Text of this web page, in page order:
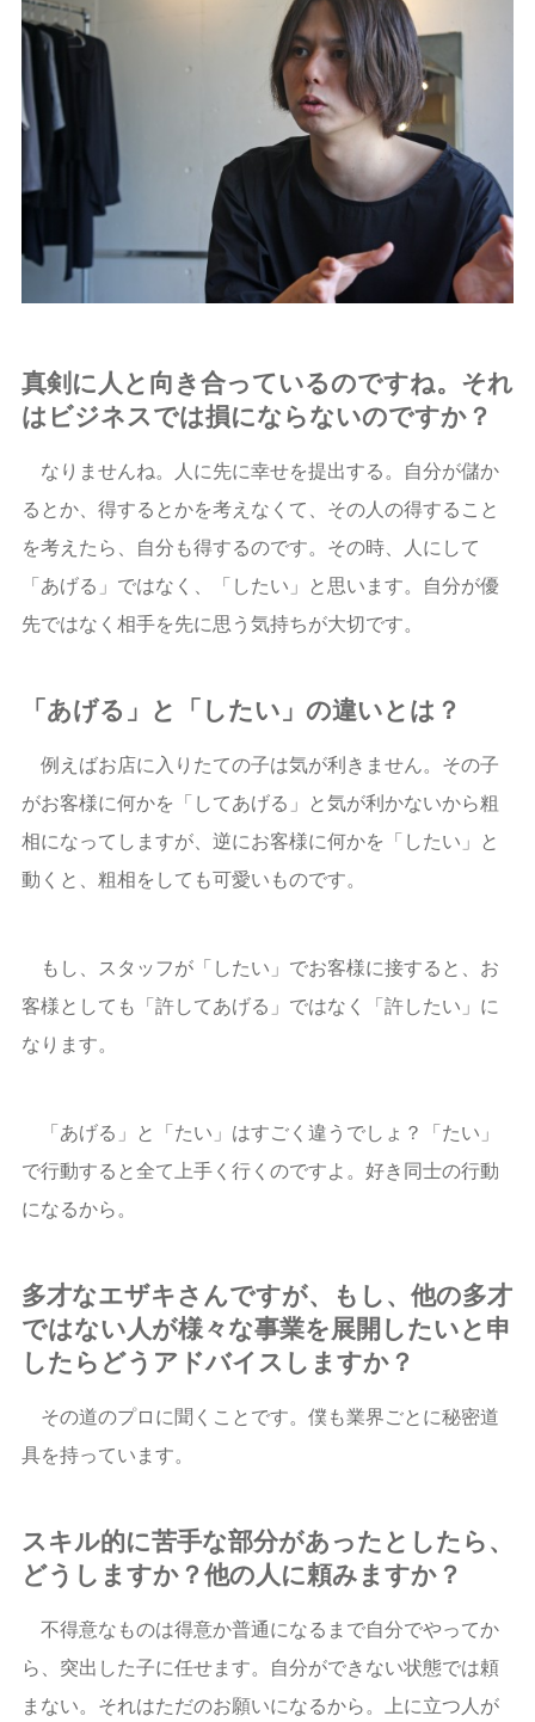
真剣に人と向き合っているのですね。それ
はビジネスでは損にならないのですか？
なりませんね。人に先に幸せを提出する。自分が儲か
るとか、得するとかを考えなくて、その人の得すること
を考えたら、自分も得するのです。その時、人にして
「あげる」ではなく、「したい」と思います。自分が優
先ではなく相手を先に思う気持ちが大切です。
「あげる」と「したい」の違いとは？
例えばお店に入りたての子は気が利きません。その子
がお客様に何かを「してあげる」と気が利かないから粗
相になってしますが、逆にお客様に何かを「したい」と
動くと、粗相をしても可愛いものです。
もし、スタッフが「したい」でお客様に接すると、お
客様としても「許してあげる」ではなく「許したい」に
なります。
「あげる」と「たい」はすごく違うでしょ？「たい」
で行動すると全て上手く行くのですよ。好き同士の行動
になるから。
多才なエザキさんですが、もし、他の多才
ではない人が様々な事業を展開したいと申
したらどうアドバイスしますか？
その道のプロに聞くことです。僕も業界ごとに秘密道
具を持っています。
スキル的に苦手な部分があったとしたら、
どうしますか？他の人に頼みますか？
不得意なものは得意か普通になるまで自分でやってか
ら、突出した子に任せます。自分ができない状態では頼
まない。それはただのお願いになるから。上に立つ人が